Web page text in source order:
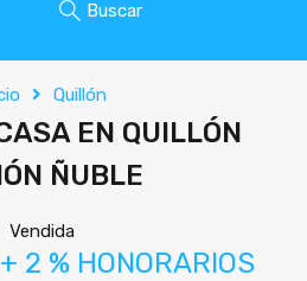
Buscar
Quillón
EN QUILLÓN
ÑUBLE
Vendida
% HONORARIOS